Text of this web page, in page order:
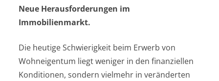
Neue Herausforderungen im
Immobilienmarkt.
Die heutige Schwierigkeit beim Erwerb von
Wohneigentum liegt weniger in den finanziellen
Konditionen, sondern vielmehr in veränderten